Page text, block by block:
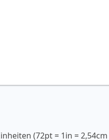
(72pt = 1in = 2,54cm